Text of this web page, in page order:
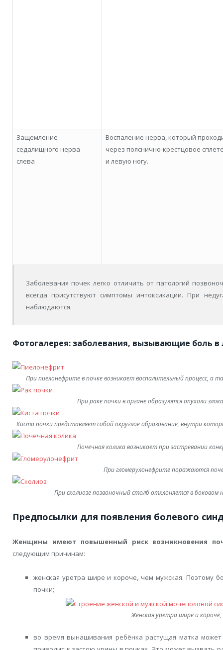
Защемление
седалищного нерва
слева
Воспаление нерва, который
через пояснично-крестцовое
и левую ногу.
Заболевания почек легко отличить от патологий
всегда присутствуют симптомы интоксикации. При
наблюдаются.
Фотогалерея: заболевания, вызывающие боль в
При пиелонефрите в почке возникает воспалительный процесс, а
При раке почки в органе образуются опухоли
Киста почки представляет собой округлое образование, внутри
Почечная колика возникает при застревании
При гломерулонефрите поражаются
При сколиозе позвоночный столб отклоняется в боковом
Предпосылки для появления болевого
Женщины имеют повышенный риск возникновения
следующим причинам:
женская уретра шире и короче, чем мужская. Поэтому
почки;
Женская уретра шире и
во время вынашивания ребёнка растущая матка